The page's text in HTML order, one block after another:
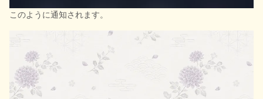
このように通知されます。